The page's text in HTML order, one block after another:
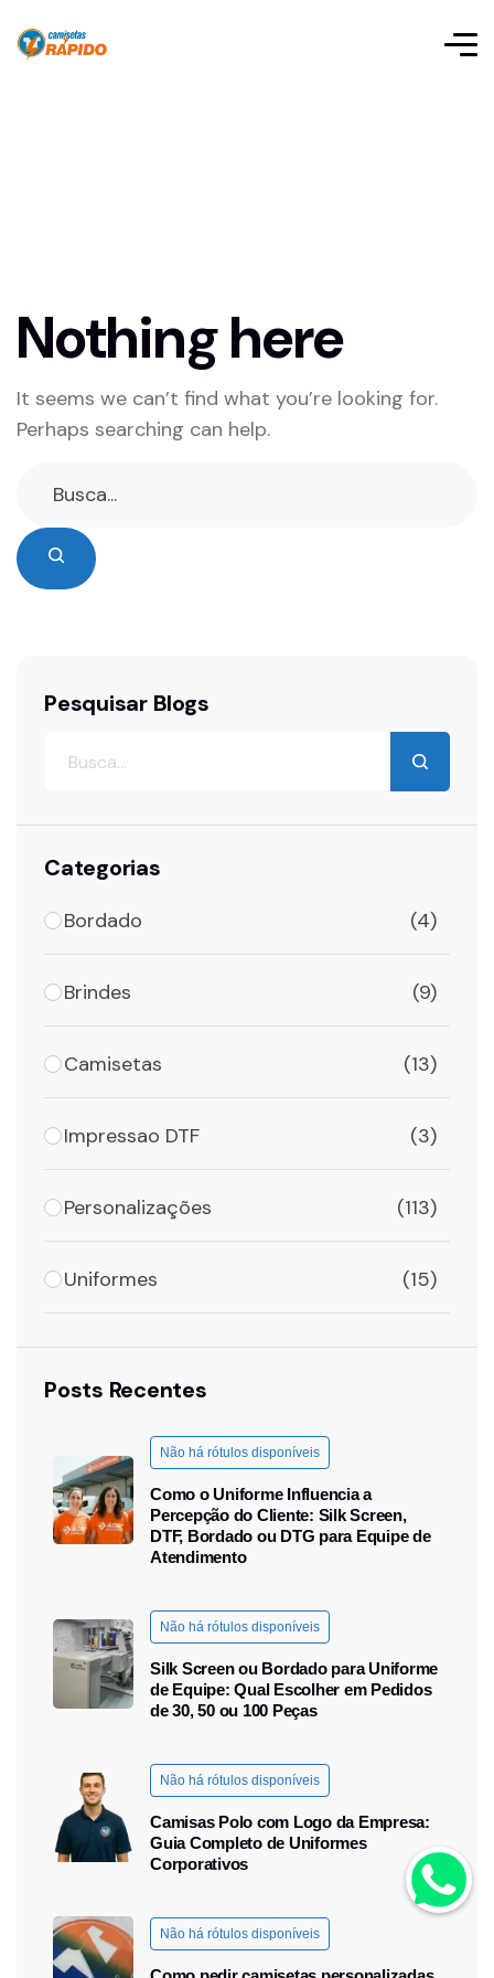
Nothing here
It seems we can’t find what you’re looking for.
Perhaps searching can help.
Pesquisar Blogs
Categorias
Bordado (4)
Brindes (9)
Camisetas (13)
Impressao DTF (3)
Personalizações (113)
Uniformes (15)
Posts Recentes
Não há rótulos disponíveis
Como o Uniforme Influencia a
Percepção do Cliente: Silk Screen,
DTF, Bordado ou DTG para Equipe de
Atendimento
Não há rótulos disponíveis
Silk Screen ou Bordado para Uniforme
de Equipe: Qual Escolher em Pedidos
de 30, 50 ou 100 Peças
Não há rótulos disponíveis
Camisas Polo com Logo da Empresa:
Guia Completo de Uniformes
Corporativos
Não há rótulos disponíveis